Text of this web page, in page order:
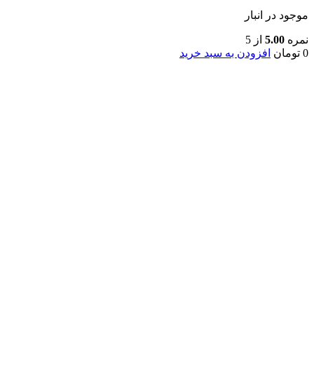
موجود در انبار
نمره 5.00 از 5
0 تومان افزودن به سبد خرید